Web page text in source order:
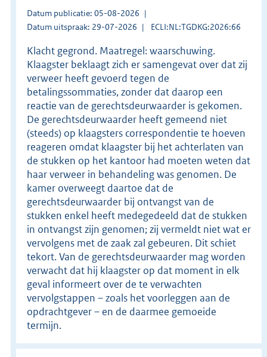
Datum publicatie: 05-08-2026
Datum uitspraak: 29-07-2026
ECLI:NL:TGDKG:2026:66
Klacht gegrond. Maatregel: waarschuwing.
Klaagster beklaagt zich er samengevat over dat zij
verweer heeft gevoerd tegen de
betalingssommaties, zonder dat daarop een
reactie van de gerechtsdeurwaarder is gekomen.
De gerechtsdeurwaarder heeft gemeend niet
(steeds) op klaagsters correspondentie te hoeven
reageren omdat klaagster bij het achterlaten van
de stukken op het kantoor had moeten weten dat
haar verweer in behandeling was genomen. De
kamer overweegt daartoe dat de
gerechtsdeurwaarder bij ontvangst van de
stukken enkel heeft medegedeeld dat de stukken
in ontvangst zijn genomen; zij vermeldt niet wat er
vervolgens met de zaak zal gebeuren. Dit schiet
tekort. Van de gerechtsdeurwaarder mag worden
verwacht dat hij klaagster op dat moment in elk
geval informeert over de te verwachten
vervolgstappen – zoals het voorleggen aan de
opdrachtgever – en de daarmee gemoeide
termijn.